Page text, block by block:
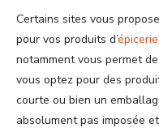
Certains sites vous
pour vos produits d’
notamment vous permet
vous optez pour des
courte ou bien un
absolument pas imposée